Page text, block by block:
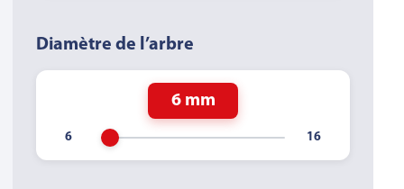
Diamètre de l’arbre
6 mm